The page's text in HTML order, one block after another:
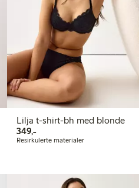
Lilja t-shirt-bh med blonde
349,-349,00 kr
Resirkulerte materialer